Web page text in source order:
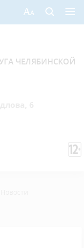
ЧЕЛЯБИНСКОЙ